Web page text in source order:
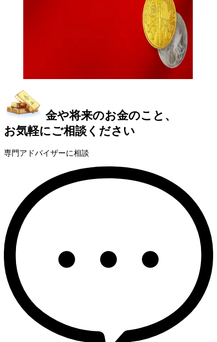
金や将来のお金のこと、
お気軽にご相談ください
専門アドバイザーに相談